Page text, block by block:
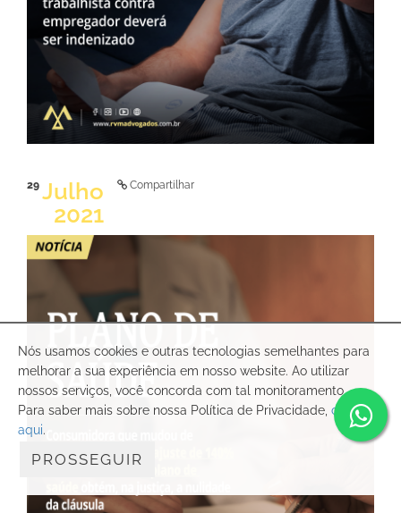
29 Julho
2021
Compartilhar
LER NOTÍCIA
Nós usamos cookies e outras tecnologias semelhantes para
melhorar a sua experiência em nosso website. Ao utilizar
nossos serviços, você concorda com tal monitoramento.
Para saber mais sobre nossa Política de Privacidade, clique
aqui.
PROSSEGUIR